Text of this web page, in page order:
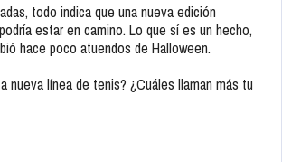
todo indica que una nueva edición
estar en camino. Lo que sí es un hecho,
hace poco atuendos de Halloween.
nueva línea de tenis? ¿Cuáles llaman más tu